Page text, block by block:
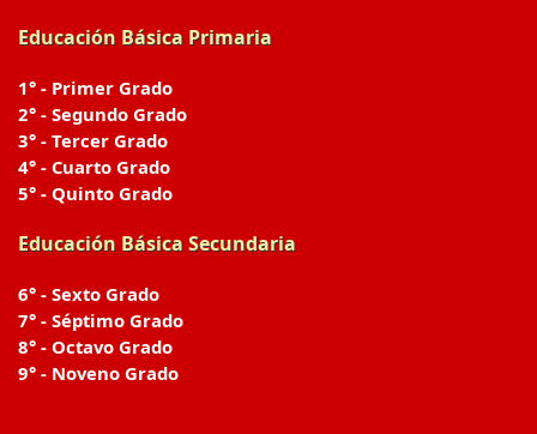
Educación Básica Primaria
1° - Primer Grado
2° - Segundo Grado
3° - Tercer Grado
4° - Cuarto Grado
5° - Quinto Grado
Educación Básica Secundaria
6° - Sexto Grado
7° - Séptimo Grado
8° - Octavo Grado
9° - Noveno Grado